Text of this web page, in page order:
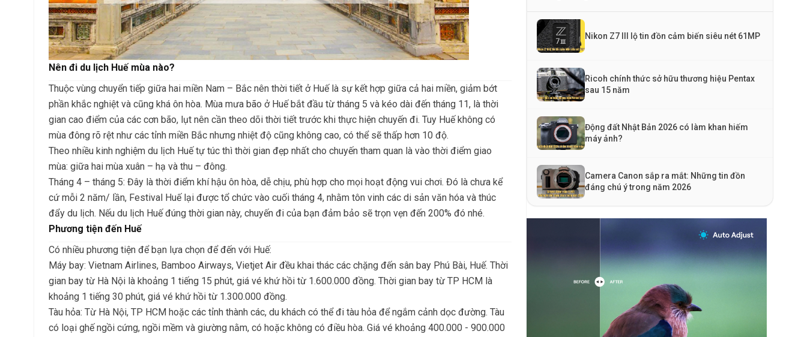
Nên đi du lịch Huế mùa nào?
Thuộc vùng chuyển tiếp giữa hai miền Nam – Bắc nên thời tiết ở Huế là sự kết hợp giữa cả hai miền, giảm bớt
phần khắc nghiệt và cũng khá ôn hòa. Mùa mưa bão ở Huế bắt đầu từ tháng 5 và kéo dài đến tháng 11, là thời
gian cao điểm của các cơn bão, lụt nên cần theo dõi thời tiết trước khi thực hiện chuyến đi. Tuy Huế không có
mùa đông rõ rệt như các tỉnh miền Bắc nhưng nhiệt độ cũng không cao, có thể sẽ thấp hơn 10 độ.
Theo nhiều kinh nghiệm du lịch Huế tự túc thì thời gian đẹp nhất cho chuyến tham quan là vào thời điểm giao
mùa: giữa hai mùa xuân – hạ và thu – đông.
Tháng 4 – tháng 5: Đây là thời điểm khí hậu ôn hòa, dễ chịu, phù hợp cho mọi hoạt động vui chơi. Đó là chưa kể
cứ mỗi 2 năm/ lần, Festival Huế lại được tổ chức vào cuối tháng 4, nhằm tôn vinh các di sản văn hóa và thúc
đẩy du lịch. Nếu du lịch Huế đúng thời gian này, chuyến đi của bạn đảm bảo sẽ trọn vẹn đến 200% đó nhé.
Phương tiện đến Huế
Có nhiều phương tiện để bạn lựa chọn để đến với Huế:
Máy bay: Vietnam Airlines, Bamboo Airways, Vietjet Air đều khai thác các chặng đến sân bay Phú Bài, Huế. Thời
gian bay từ Hà Nội là khoảng 1 tiếng 15 phút, giá vé khứ hồi từ 1.600.000 đồng. Thời gian bay từ TP HCM là
khoảng 1 tiếng 30 phút, giá vé khứ hồi từ 1.300.000 đồng.
Tàu hỏa: Từ Hà Nội, TP HCM hoặc các tỉnh thành các, du khách có thể đi tàu hỏa để ngắm cảnh dọc đường. Tàu
có loại ghế ngồi cứng, ngồi mềm và giường nằm, có hoặc không có điều hòa. Giá vé khoảng 400.000 - 900.000
Nikon Z7 III lộ tin đồn cảm biến siêu nét 61MP
Ricoh chính thức sở hữu thương hiệu Pentax
sau 15 năm
Động đất Nhật Bản 2026 có làm khan hiếm
máy ảnh?
Camera Canon sắp ra mắt: Những tin đồn
đáng chú ý trong năm 2026